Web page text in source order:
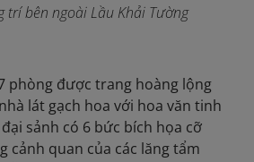
trí bên ngoài Lầu Khải Tường
phòng được trang hoàng lộng
lát gạch hoa với hoa văn tinh
sảnh có 6 bức bích họa cỡ
cảnh quan của các lăng tẩm